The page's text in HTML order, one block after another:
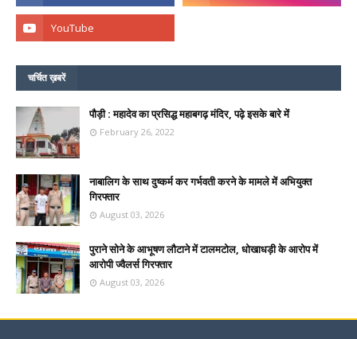
चर्चित ख़बरें
पौड़ी : महादेव का प्रसिद्ध महाबगढ़ मंदिर, पढ़े इसके बारे में
February 26, 2022
नाबालिग के साथ दुष्कर्म कर गर्भवती करने के मामले में अभियुक्त
गिरफ्तार
August 03, 2026
पुराने सोने के आभूषण लौटाने में टालमटोल, धोखाधड़ी के आरोप में
आरोपी ज्वैलर्स गिरफ्तार
August 03, 2026